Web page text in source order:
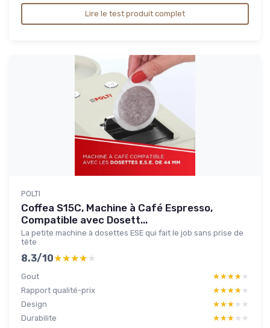
Lire le test produit complet
POLTI
Coffea S15C, Machine à Café Espresso,
Compatible avec Dosett...
La petite machine à dosettes ESE qui fait le job sans prise de
tête
8.3/10★★★★★
★★★★★
Gout ★★★★★
★★★★★
Rapport qualité-prix
★★★★★
★★★★★
Design
★★★★★
★★★★★
Durabilite
★★★★★
★★★★★